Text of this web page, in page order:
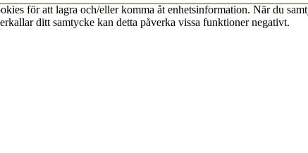
för att lagra och/eller komma åt enhetsinformation. När du
ditt samtycke kan detta påverka vissa funktioner negativt.